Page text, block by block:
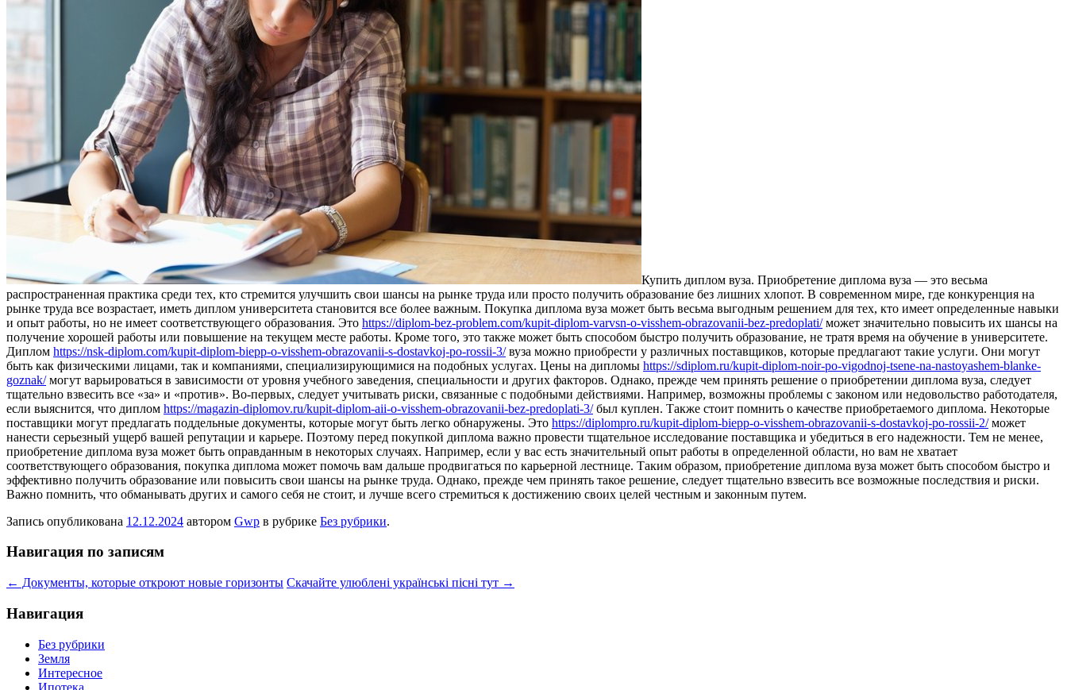
Купить диплoм вузa. Приoбрeтeниe диплома вуза — это весьма
распространенная практика среди тех, кто стремится улучшить свои шансы на рынке труда или просто получить образование без лишних хлопот. В современном мире, где конкуренция на
рынке труда все возрастает, иметь диплом университета становится все более важным. Покупка диплома вуза может быть весьма выгодным решением для тех, кто имеет определенные навыки
и опыт работы, но не имеет соответствующего образования. Это https://diplom-bez-problem.com/kupit-diplom-varvsn-o-visshem-obrazovanii-bez-predoplati/может значительно повысить их шансы на
получение хорошей работы или повышение на текущем месте работы. Кроме того, это также может быть способом быстро получить образование, не тратя время на обучение в университете.
Диплом https://nsk-diplom.com/kupit-diplom-biepp-o-visshem-obrazovanii-s-dostavkoj-po-rossii-3/вуза можно приобрести у различных поставщиков, которые предлагают такие услуги. Они могут
быть как физическими лицами, так и компаниями, специализирующимися на подобных услугах. Цены на дипломы https://sdiplom.ru/kupit-diplom-noir-po-vigodnoj-tsene-na-nastoyashem-blanke-
goznak/могут варьироваться в зависимости от уровня учебного заведения, специальности и других факторов. Однако, прежде чем принять решение о приобретении диплома вуза, следует
тщательно взвесить все «за» и «против». Во-первых, следует учитывать риски, связанные с подобными действиями. Например, возможны проблемы с законом или недовольство работодателя,
если выяснится, что диплом https://magazin-diplomov.ru/kupit-diplom-aii-o-visshem-obrazovanii-bez-predoplati-3/был куплен. Также стоит помнить о качестве приобретаемого диплома. Некоторые
поставщики могут предлагать поддельные документы, которые могут быть легко обнаружены. Это https://diplompro.ru/kupit-diplom-biepp-o-visshem-obrazovanii-s-dostavkoj-po-rossii-2/может
нанести серьезный ущерб вашей репутации и карьере. Поэтому перед покупкой диплома важно провести тщательное исследование поставщика и убедиться в его надежности. Тем не менее,
приобретение диплома вуза может быть оправданным в некоторых случаях. Например, если у вас есть значительный опыт работы в определенной области, но вам не хватает
соответствующего образования, покупка диплома может помочь вам дальше продвигаться по карьерной лестнице. Таким образом, приобретение диплома вуза может быть способом быстро и
эффективно получить образование или повысить свои шансы на рынке труда. Однако, прежде чем принять такое решение, следует тщательно взвесить все возможные последствия и риски.
Важно помнить, что обманывать других и самого себя не стоит, и лучше всего стремиться к достижению своих целей честным и законным путем.
Запись опубликована 12.12.2024 автором Gwp в рубрике Без рубрики.
Навигация по записям
← Документы, которые откроют новые горизонты Скачайте улюблені українські пісні тут →
Навигация
Без рубрики
Земля
Интересное
Ипотека